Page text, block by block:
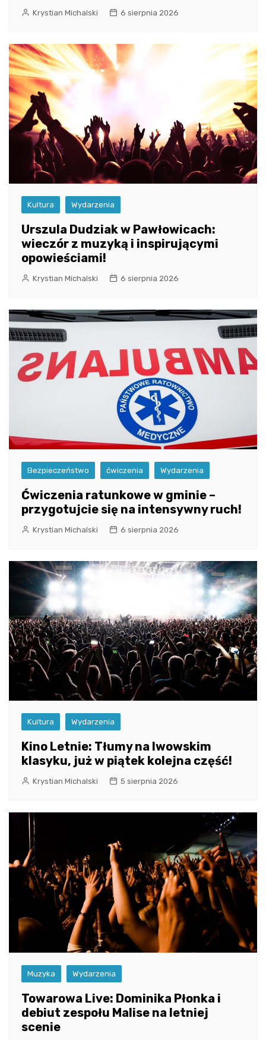
Krystian Michalski 6 sierpnia 2026
Kultura Wydarzenia
Urszula Dudziak w Pawłowicach:
wieczór z muzyką i inspirującymi
opowieściami!
Krystian Michalski 6 sierpnia 2026
Bezpieczeństwo ćwiczenia Wydarzenia
Ćwiczenia ratunkowe w gminie –
przygotujcie się na intensywny ruch!
Krystian Michalski 6 sierpnia 2026
Kultura Wydarzenia
Kino Letnie: Tłumy na lwowskim
klasyku, już w piątek kolejna część!
Krystian Michalski 5 sierpnia 2026
Muzyka Wydarzenia
Towarowa Live: Dominika Płonka i
debiut zespołu Malise na letniej
scenie